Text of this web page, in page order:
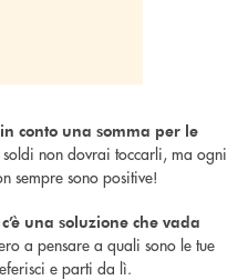
conto una somma per le
soldi non dovrai toccarli, ma ogni
sempre sono positive!
una soluzione che vada
a pensare a quali sono le tue
e parti da lì.